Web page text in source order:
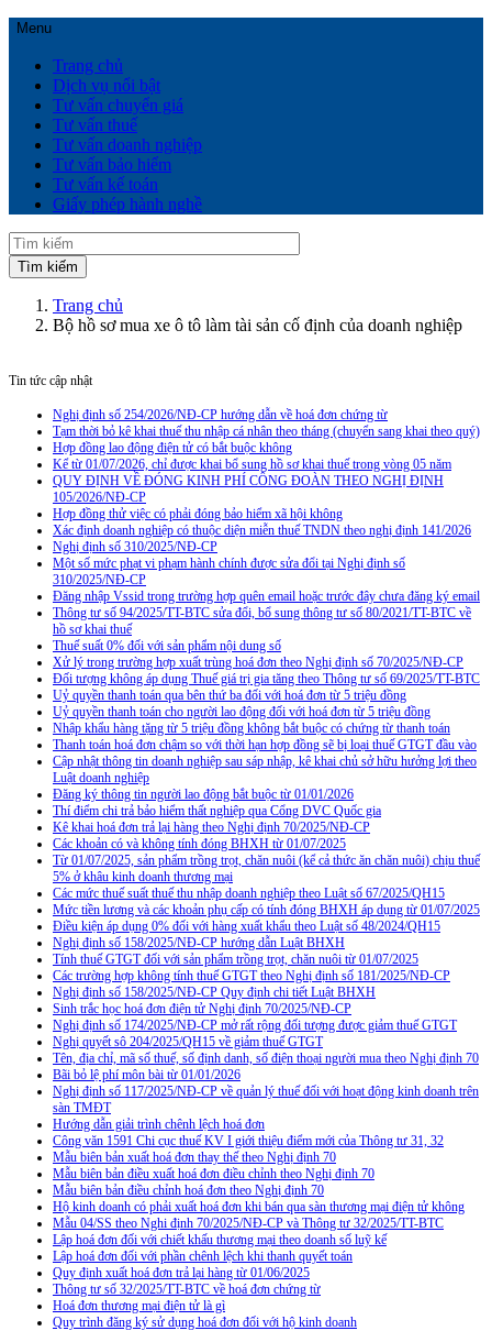
Menu
Trang chủ
Dịch vụ nổi bật
Tư vấn chuyển giá
Tư vấn thuế
Tư vấn doanh nghiệp
Tư vấn bảo hiểm
Tư vấn kế toán
Giấy phép hành nghề
Trang chủ
Bộ hồ sơ mua xe ô tô làm tài sản cố định của doanh nghiệp
Tin tức cập nhật
Nghị định số 254/2026/NĐ-CP hướng dẫn về hoá đơn chứng từ
Tạm thời bỏ kê khai thuế thu nhập cá nhân theo tháng (chuyển sang khai theo quý)
Hợp đồng lao động điện tử có bắt buộc không
Kể từ 01/07/2026, chỉ được khai bổ sung hồ sơ khai thuế trong vòng 05 năm
QUY ĐỊNH VỀ ĐÓNG KINH PHÍ CÔNG ĐOÀN THEO NGHỊ ĐỊNH
105/2026/NĐ-CP
Hợp đồng thử việc có phải đóng bảo hiểm xã hội không
Xác định doanh nghiệp có thuộc diện miễn thuế TNDN theo nghị định 141/2026
Nghị định số 310/2025/NĐ-CP
Một số mức phạt vi phạm hành chính được sửa đổi tại Nghị định số
310/2025/NĐ-CP
Đăng nhập Vssid trong trường hợp quên email hoặc trước đây chưa đăng ký email
Thông tư số 94/2025/TT-BTC sửa đổi, bổ sung thông tư số 80/2021/TT-BTC về
hồ sơ khai thuế
Thuế suất 0% đối với sản phẩm nội dung số
Xử lý trong trường hợp xuất trùng hoá đơn theo Nghị định số 70/2025/NĐ-CP
Đối tượng không áp dụng Thuế giá trị gia tăng theo Thông tư số 69/2025/TT-BTC
Uỷ quyền thanh toán qua bên thứ ba đối với hoá đơn từ 5 triệu đồng
Uỷ quyền thanh toán cho người lao động đối với hoá đơn từ 5 triệu đồng
Nhập khẩu hàng tặng từ 5 triệu đồng không bắt buộc có chứng từ thanh toán
Thanh toán hoá đơn chậm so với thời hạn hợp đồng sẽ bị loại thuế GTGT đầu vào
Cập nhật thông tin doanh nghiệp sau sáp nhập, kê khai chủ sở hữu hưởng lợi theo
Luật doanh nghiệp
Đăng ký thông tin người lao động bắt buộc từ 01/01/2026
Thí điểm chi trả bảo hiểm thất nghiệp qua Cổng DVC Quốc gia
Kê khai hoá đơn trả lại hàng theo Nghị định 70/2025/NĐ-CP
Các khoản có và không tính đóng BHXH từ 01/07/2025
Từ 01/07/2025, sản phẩm trồng trọt, chăn nuôi (kể cả thức ăn chăn nuôi) chịu thuế
5% ở khâu kinh doanh thương mại
Các mức thuế suất thuế thu nhập doanh nghiệp theo Luật số 67/2025/QH15
Mức tiền lương và các khoản phụ cấp có tính đóng BHXH áp dụng từ 01/07/2025
Điều kiện áp dụng 0% đối với hàng xuất khẩu theo Luật số 48/2024/QH15
Nghị định số 158/2025/NĐ-CP hướng dẫn Luật BHXH
Tính thuế GTGT đối với sản phẩm trồng trọt, chăn nuôi từ 01/07/2025
Các trường hợp không tính thuế GTGT theo Nghị định số 181/2025/NĐ-CP
Nghị định số 158/2025/NĐ-CP Quy định chi tiết Luật BHXH
Sinh trắc học hoá đơn điện tử Nghị định 70/2025/NĐ-CP
Nghị định số 174/2025/NĐ-CP mở rất rộng đối tượng được giảm thuế GTGT
Nghị quyết sô 204/2025/QH15 về giảm thuế GTGT
Tên, địa chỉ, mã số thuế, số định danh, số điện thoại người mua theo Nghị định 70
Bãi bỏ lệ phí môn bài từ 01/01/2026
Nghị định số 117/2025/NĐ-CP về quản lý thuế đối với hoạt động kinh doanh trên
sàn TMĐT
Hướng dẫn giải trình chênh lệch hoá đơn
Công văn 1591 Chi cục thuế KV I giới thiệu điểm mới của Thông tư 31, 32
Mẫu biên bản xuất hoá đơn thay thế theo Nghị định 70
Mẫu biên bản điều xuất hoá đơn điều chỉnh theo Nghị định 70
Mẫu biên bản điều chỉnh hoá đơn theo Nghị định 70
Hộ kinh doanh có phải xuất hoá đơn khi bán qua sàn thương mại điện tử không
Mẫu 04/SS theo Nghi định 70/2025/NĐ-CP và Thông tư 32/2025/TT-BTC
Lập hoá đơn đối với chiết khấu thương mại theo doanh số luỹ kế
Lập hoá đơn đối với phần chênh lệch khi thanh quyết toán
Quy định xuất hoá đơn trả lại hàng từ 01/06/2025
Thông tư số 32/2025/TT-BTC về hoá đơn chứng từ
Hoá đơn thương mại điện tử là gì
Quy trình đăng ký sử dụng hoá đơn đối với hộ kinh doanh